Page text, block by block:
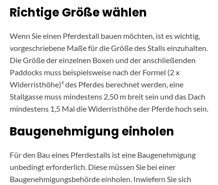
Richtige Größe wählen
Wenn Sie einen Pferdestall bauen möchten, ist es wichtig,
vorgeschriebene Maße für die Größe des Stalls einzuhalten.
Die Größe der einzelnen Boxen und der anschließenden
Paddocks muss beispielsweise nach der Formel (2 x
Widerristhöhe)² des Pferdes berechnet werden, eine
Stallgasse muss mindestens 2,50 m breit sein und das Dach
mindestens 1,5 Mal die Widerristhöhe der Pferde hoch sein.
Baugenehmigung einholen
Für den Bau eines Pferdestalls ist eine Baugenehmigung
unbedingt erforderlich. Diese müssen Sie bei einer
Baugenehmigungsbehörde einholen. Inwiefern Sie sich